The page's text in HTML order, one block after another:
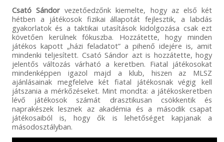
Csató Sándor vezetőedzőnk kiemelte, hogy az első két
hétben a játékosok fizikai állapotát fejlesztik, a labdás
gyakorlatok és a taktikai utasítások kidolgozása csak ezt
követően kerülnek fókuszba. Hozzátette, hogy minden
játékos kapott „házi feladatot” a pihenő idejére is, amit
mindenki teljesített. Csató Sándor azt is hozzátette, hogy
jelentős változás várható a keretben. Fiatal játékosokat
mindenképpen igazol majd a klub, hiszen az MLSZ
ajánlásainak megfelelve két fiatal játékosnak végig kell
játszania a mérkőzéseket. Mint mondta: a játékoskeretben
lévő játékosok számát drasztikusan csökkentik és
naprakészek lesznek az akadémia és a második csapat
játékosaiból is, hogy ők is lehetőséget kapjanak a
másodosztályban.